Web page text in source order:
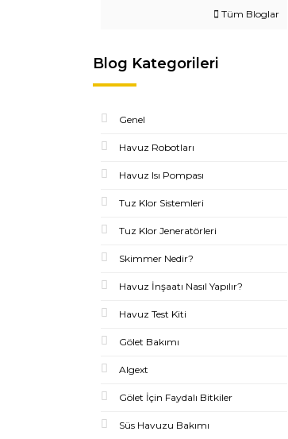
Tüm Bloglar
Blog Kategorileri
Genel
Havuz Robotları
Havuz Isı Pompası
Tuz Klor Sistemleri
Tuz Klor Jeneratörleri
Skimmer Nedir?
Havuz İnşaatı Nasıl Yapılır?
Havuz Test Kiti
Gölet Bakımı
Algext
Gölet İçin Faydalı Bitkiler
Süs Havuzu Bakımı